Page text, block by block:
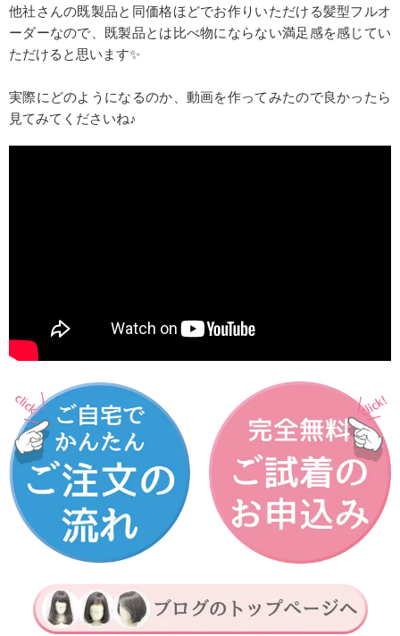
他社さんの既製品と同価格ほどでお作りいただける髪型フルオ
ーダーなので、既製品とは比べ物にならない満足感を感じてい
ただけると思います✨
実際にどのようになるのか、動画を作ってみたので良かったら
見てみてくださいね♪